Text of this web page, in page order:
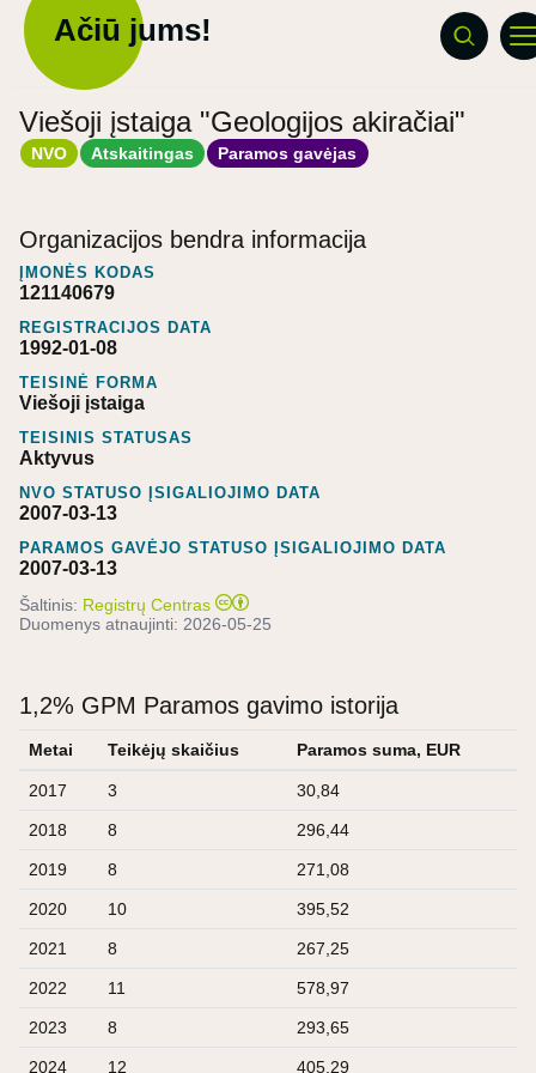
Ačiū jums!
Viešoji įstaiga "Geologijos akiračiai"
NVO Atskaitingas Paramos gavėjas
Organizacijos bendra informacija
ĮMONĖS KODAS
121140679
REGISTRACIJOS DATA
1992-01-08
TEISINĖ FORMA
Viešoji įstaiga
TEISINIS STATUSAS
Aktyvus
NVO STATUSO ĮSIGALIOJIMO DATA
2007-03-13
PARAMOS GAVĖJO STATUSO ĮSIGALIOJIMO DATA
2007-03-13
Šaltinis: Registrų Centras
Duomenys atnaujinti: 2026-05-25
1,2% GPM Paramos gavimo istorija
Metai Teikėjų skaičius Paramos suma, EUR
2017 3 30,84
2018 8 296,44
2019 8 271,08
2020 10 395,52
2021 8 267,25
2022 11 578,97
2023 8 293,65
2024 12 405,29